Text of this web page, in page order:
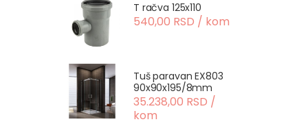
T račva 125x110
540,00 RSD / kom
Tuš paravan EX803
90x90x195/8mm
35.238,00 RSD /
kom